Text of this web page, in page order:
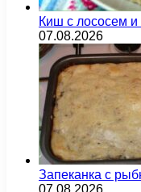
Киш с лососем и
07.08.2026
Запеканка с